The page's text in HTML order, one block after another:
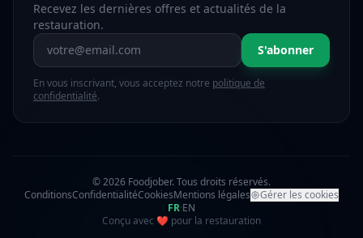
Recevez les dernières offres et actualités de la
restauration.
Adresse email S'abonner
En vous inscrivant, vous acceptez notre politique de
confidentialité.
© 2026 Foodjober. Tous droits réservés.
ConditionsConfidentialitéCookiesMentions légales
Gérer les cookies
FR·EN
Conçu avec ❤ amour
pour la restauration